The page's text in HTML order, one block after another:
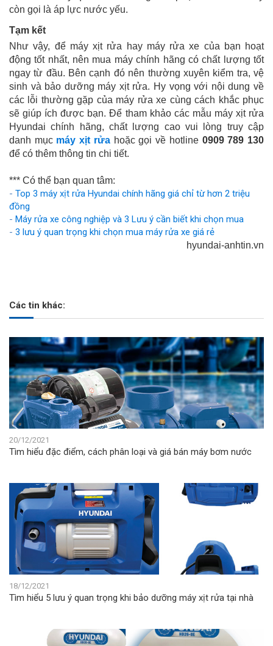
còn gọi là áp lực nước yếu.
Tạm kết
Như vậy, để máy xịt rửa hay máy rửa xe của bạn hoạt
động tốt nhất, nên mua máy chính hãng có chất lượng tốt
ngay từ đầu. Bên cạnh đó nên thường xuyên kiểm tra, vệ
sinh và bảo dưỡng máy xịt rửa. Hy vọng với nội dung về
các lỗi thường gặp của máy rửa xe cùng cách khắc phục
sẽ giúp ích được bạn.Để tham khảo các mẫu máy xịt rửa
Hyundai chính hãng, chất lượng cao vui lòng truy cập
danh mụcmáy xịt rửa hoặc gọi về hotline 0909 789 130
để có thêm thông tin chi tiết.
*** Có thể bạn quan tâm:
- Top 3 máy xịt rửa Hyundai chính hãng giá chỉ từ hơn 2 triệu
đồng
- Máy rửa xe công nghiệp và 3 Lưu ý cần biết khi chọn mua
- 3 lưu ý quan trọng khi chọn mua máy rửa xe giá rẻ
hyundai-anhtin.vn
Các tin khác:
20/12/2021
Tìm hiểu đặc điểm, cách phân loại và giá bán máy bơm nước
18/12/2021
Tìm hiểu 5 lưu ý quan trọng khi bảo dưỡng máy xịt rửa tại nhà